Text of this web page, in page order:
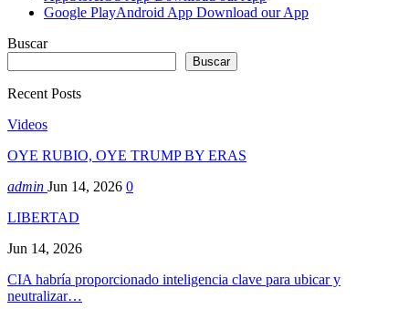
Google PlayAndroid App Download our App
Buscar
Buscar
Recent Posts
Videos
OYE RUBIO, OYE TRUMP BY ERAS
admin Jun 14, 2026 0
LIBERTAD
Jun 14, 2026
CIA habría proporcionado inteligencia clave para ubicar y
neutralizar…